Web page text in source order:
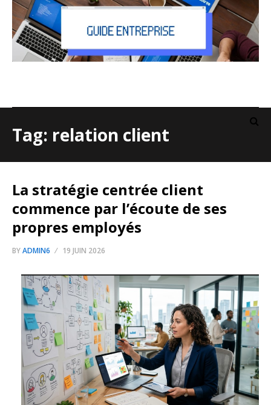
Tag: relation client
La stratégie centrée client
commence par l’écoute de ses
propres employés
BYADMIN6 19 JUIN 2026